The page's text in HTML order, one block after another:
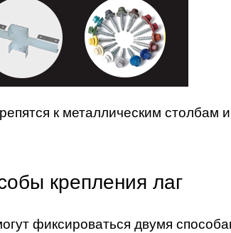
к металлическим столбам
крепления лаг
фиксироваться двумя